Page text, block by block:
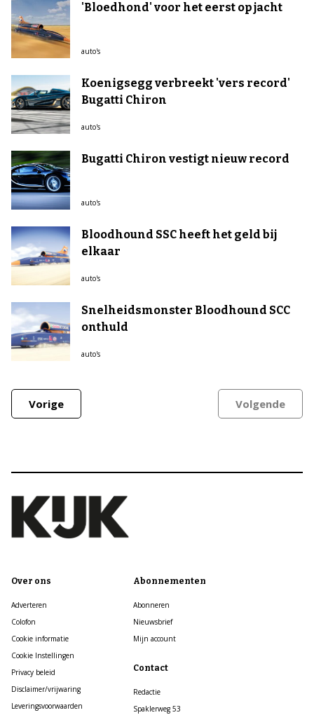
'Bloedhond' voor het eerst op jacht
auto's
Koenigsegg verbreekt 'vers record'
Bugatti Chiron
auto's
Bugatti Chiron vestigt nieuw record
auto's
Bloodhound SSC heeft het geld bij
elkaar
auto's
Snelheidsmonster Bloodhound SCC
onthuld
auto's
Vorige Volgende
Over ons
Adverteren
Colofon
Cookie informatie
Cookie Instellingen
Privacy beleid
Disclaimer/vrijwaring
Leveringsvoorwaarden
Abonnementen
Abonneren
Nieuwsbrief
Mijn account
Contact
Redactie
Spaklerweg 53